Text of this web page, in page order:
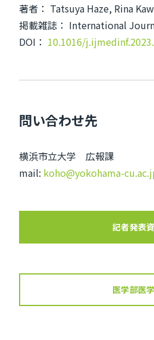
著者： Tatsuya Haze, Rina
掲載雑誌： International
DOI： 10.1016/
問い合わせ先
横浜市立大学 広報課
mail: koho@yokohama-
記者発表
医学部医